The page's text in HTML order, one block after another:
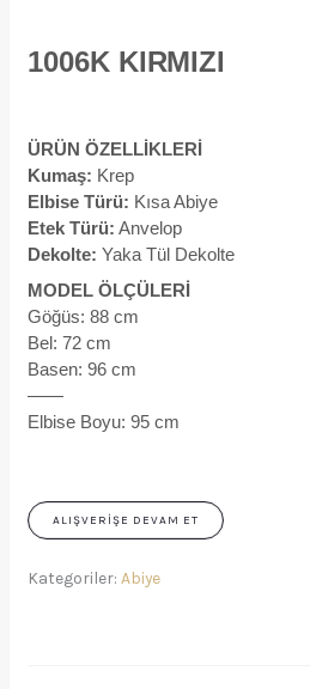
1006K KIRMIZI
ÜRÜN ÖZELLİKLERİ
Kumaş: Krep
Elbise Türü: Kısa Abiye
Etek Türü: Anvelop
Dekolte: Yaka Tül Dekolte
MODEL ÖLÇÜLERİ
Göğüs: 88 cm
Bel: 72 cm
Basen: 96 cm
——
Elbise Boyu: 95 cm
ALIŞVERIŞE DEVAM ET
Kategoriler:Abiye